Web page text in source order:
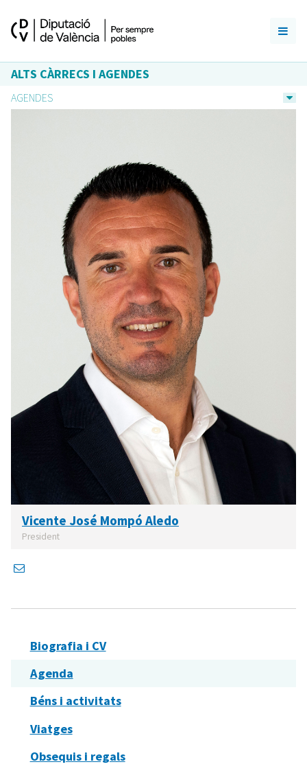
ALTS CÀRRECS I AGENDES
AGENDES
Vicente José Mompó Aledo
President
Biografia i CV
Agenda
Béns i activitats
Viatges
Obsequis i regals